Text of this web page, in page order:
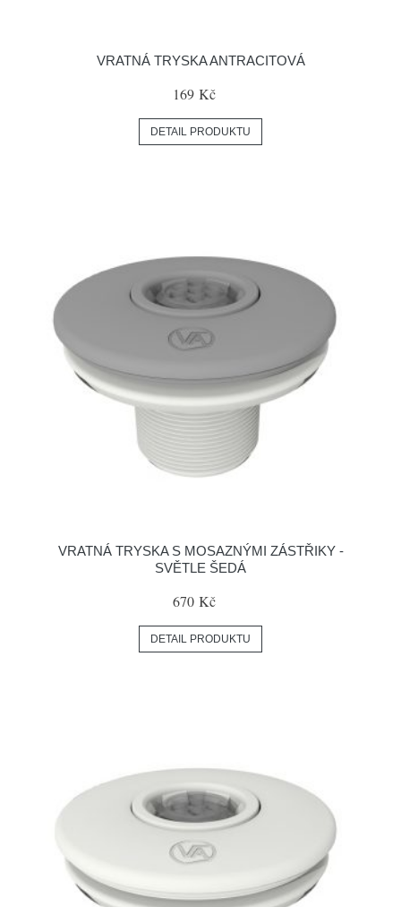
VRATNÁ TRYSKA ANTRACITOVÁ
169 Kč
DETAIL PRODUKTU
VRATNÁ TRYSKA S MOSAZNÝMI ZÁSTŘIKY -
SVĚTLE ŠEDÁ
670 Kč
DETAIL PRODUKTU